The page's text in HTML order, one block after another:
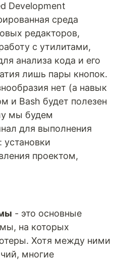
Development
среда
редакторов,
с утилитами,
анализа кода и его
лишь пары кнопок.
нет (а навык
и Bash будет полезен
мы будем
для выполнения
проектом,
- это основные
на которых
Хотя между ними
многие